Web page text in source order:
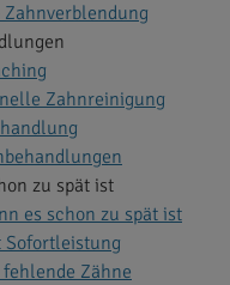
Zahnverblendung
Zahnreinigung
zu spät ist
es schon zu spät ist
Sofortleistung
Zähne